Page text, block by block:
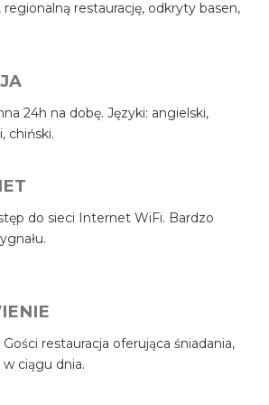
regionalną restaurację, odkryty basen,
24h na dobę. Języki: angielski,
chiński.
do sieci Internet WiFi. Bardzo
restauracja oferująca śniadania,
w ciągu dnia.